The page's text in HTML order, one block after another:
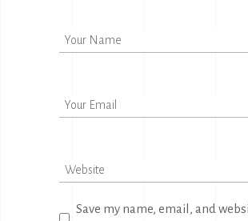
Save my name, email, and